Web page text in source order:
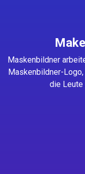
Maskenbildner
Maskenbildner-
die Leute